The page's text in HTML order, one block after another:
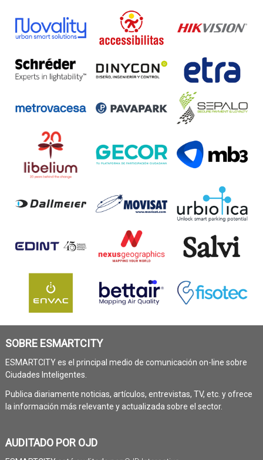
SOBRE ESMARTCITY
ESMARTCITY es el principal medio de comunicación on-line sobre
Ciudades Inteligentes.
Publica diariamente noticias, artículos, entrevistas, TV, etc. y ofrece
la información más relevante y actualizada sobre el sector.
AUDITADO POR OJD